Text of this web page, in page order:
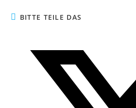
BITTE TEILE DAS